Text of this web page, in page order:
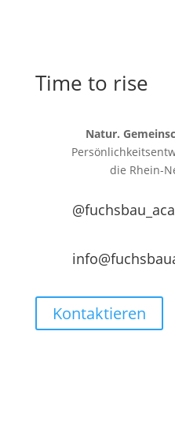
Time to rise
Natur.
die Rhein-
Kontaktieren